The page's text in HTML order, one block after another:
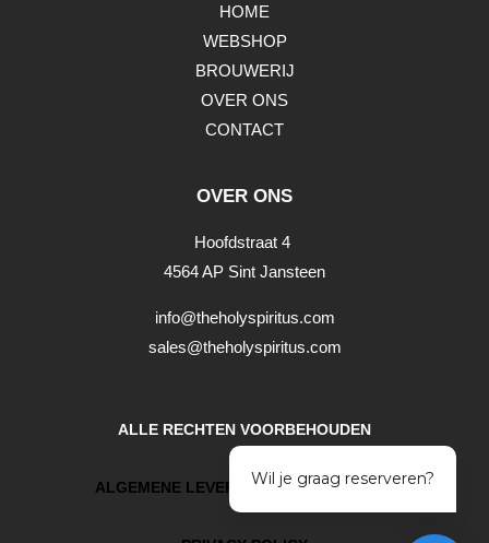
HOME
WEBSHOP
BROUWERIJ
OVER ONS
CONTACT
OVER ONS
Hoofdstraat 4
4564 AP Sint Jansteen
info@theholyspiritus.com
sales@theholyspiritus.com
ALLE RECHTEN VOORBEHOUDEN
ALGEMENE LEVERINGSVOORWAARDEN